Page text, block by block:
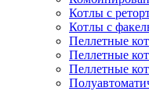
Котлы с
Котлы с
Пеллетные
Пеллетные
Пеллетные